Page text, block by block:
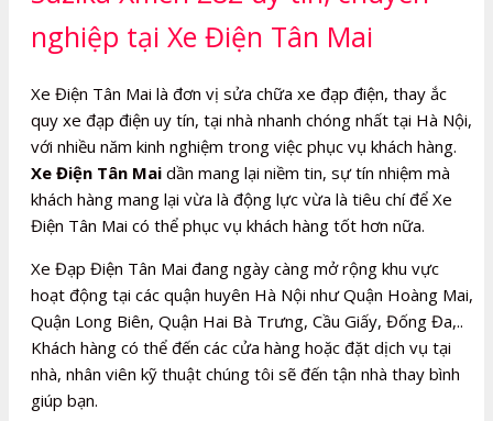
nghiệp tại Xe Điện Tân Mai
Xe Điện Tân Mai là đơn vị sửa chữa xe đạp điện, thay ắc
quy xe đạp điện uy tín, tại nhà nhanh chóng nhất tại Hà Nội,
với nhiều năm kinh nghiệm trong việc phục vụ khách hàng.
Xe Điện Tân Mai dần mang lại niềm tin, sự tín nhiệm mà
khách hàng mang lại vừa là động lực vừa là tiêu chí để Xe
Điện Tân Mai có thể phục vụ khách hàng tốt hơn nữa.
Xe Đạp Điện Tân Mai đang ngày càng mở rộng khu vực
hoạt động tại các quận huyên Hà Nội như Quận Hoàng Mai,
Quận Long Biên, Quận Hai Bà Trưng, Cầu Giấy, Đống Đa,..
Khách hàng có thể đến các cửa hàng hoặc đặt dịch vụ tại
nhà, nhân viên kỹ thuật chúng tôi sẽ đến tận nhà thay bình
giúp bạn.